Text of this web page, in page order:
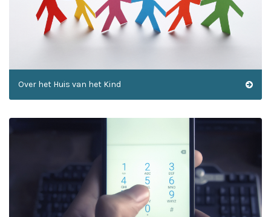
Over het Huis van het Kind